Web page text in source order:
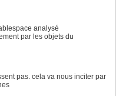
analysé
par les objets du
pas. cela va nous inciter par